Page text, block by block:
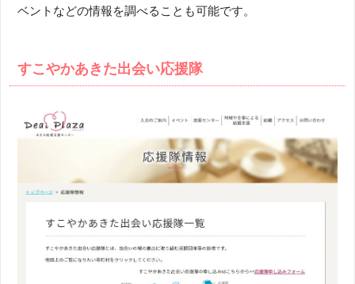
ベントなどの情報を調べることも可能です。
すこやかあきた出会い応援隊